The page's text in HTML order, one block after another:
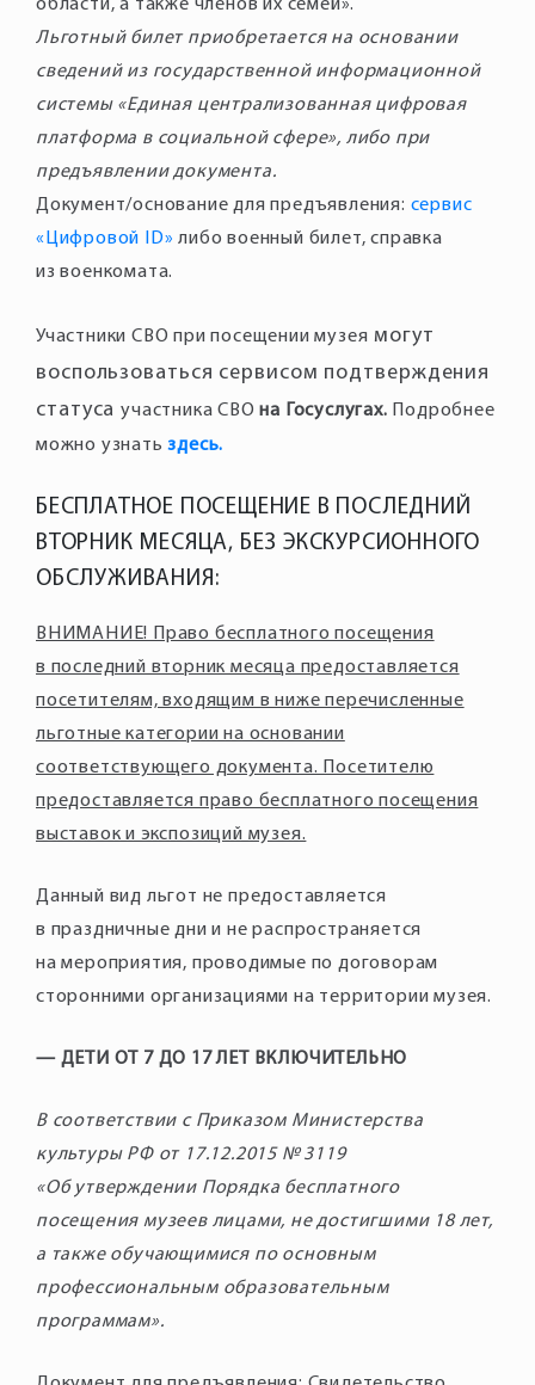
области, а также членов их семей».
Льготный билет приобретается на основании
сведений из государственной информационной
системы «Единая централизованная цифровая
платформа в социальной сфере», либо при
предъявлении документа.
Документ/основание для предъявления: сервис
«Цифровой ID» либо военный билет, справка
из военкомата.
Участники СВО при посещении музея могут
воспользоваться сервисом подтверждения
статусаучастника СВОна Госуслугах. Подробнее
можно узнатьздесь.
БЕСПЛАТНОЕ ПОСЕЩЕНИЕ В ПОСЛЕДНИЙ
ВТОРНИК МЕСЯЦА, БЕЗ ЭКСКУРСИОННОГО
ОБСЛУЖИВАНИЯ:
ВНИМАНИЕ! Право бесплатного посещения
в последний вторник месяца предоставляется
посетителям, входящим в ниже перечисленные
льготные категории на основании
соответствующего документа. Посетителю
предоставляется право бесплатного посещения
выставок и экспозиций музея.
Данный вид льгот не предоставляется
в праздничные дни и не распространяется
на мероприятия, проводимые по договорам
сторонними организациями на территории музея.
— ДЕТИ ОТ 7 ДО 17 ЛЕТ ВКЛЮЧИТЕЛЬНО
В соответствии с Приказом Министерства
культуры РФ от 17.12.2015 № 3119
«Об утверждении Порядка бесплатного
посещения музеев лицами, не достигшими 18 лет,
а также обучающимися по основным
профессиональным образовательным
программам».